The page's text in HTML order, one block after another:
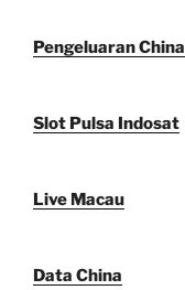
Pengeluaran China
Slot Pulsa Indosat
Live Macau
Data China